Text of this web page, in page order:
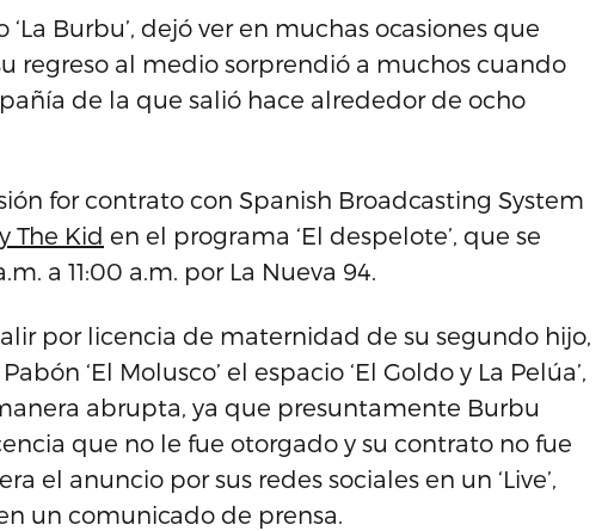
Burbu’, dejó ver en muchas ocasiones que
regreso al medio sorprendió a muchos cuando
de la que salió hace alrededor de ocho
for contrato con Spanish Broadcasting System
The Kid en el programa ‘El despelote’, que se
a 11:00 a.m. por La Nueva 94.
por licencia de maternidad de su segundo hijo,
‘El Molusco’ el espacio ‘El Goldo y La Pelúa’,
abrupta, ya que presuntamente Burbu
que no le fue otorgado y su contrato no fue
el anuncio por sus redes sociales en un ‘Live’,
un comunicado de prensa.